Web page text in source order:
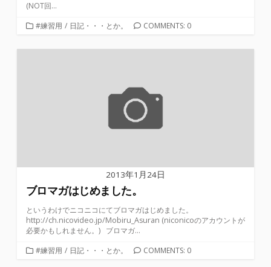
(NOT回...
カ
ゴ
#練習用 / 日記・・・とか。 COMMENTS: 0
2013年1月24日
ブロマガはじめました。
というわけでニコニコにてブロマガはじめました。
http://ch.nicovideo.jp/Mobiru_Asuran (niconicoのアカウントが
必要かもしれません。) ブロマガ...
カ#練習用 / 日記・・・とか。 COMMENTS: 0